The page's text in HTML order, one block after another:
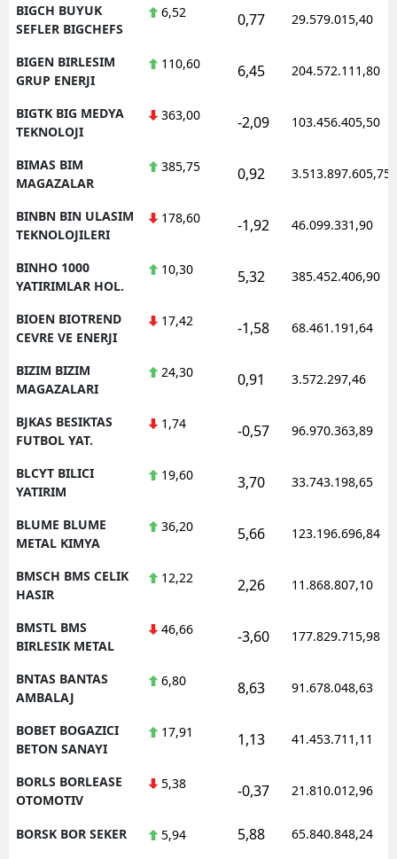
BIGCH BUYUK
SEFLER BIGCHEFS
6,52 0,77 29.579.015,40
BIGEN BIRLESIM
GRUP ENERJI
110,60 6,45 204.572.111,80
BIGTK BIG MEDYA
TEKNOLOJI
363,00 -2,09 103.456.405,50
BIMAS BIM
MAGAZALAR
385,75 0,92 3.513.897.605,75
BINBN BIN ULASIM
TEKNOLOJILERI
178,60 -1,92 46.099.331,90
BINHO 1000
YATIRIMLAR HOL.
10,30 5,32 385.452.406,90
BIOEN BIOTREND
CEVRE VE ENERJI
17,42 -1,58 68.461.191,64
BIZIM BIZIM
MAGAZALARI
24,30 0,91 3.572.297,46
BJKAS BESIKTAS
FUTBOL YAT.
1,74 -0,57 96.970.363,89
BLCYT BILICI
YATIRIM
19,60 3,70 33.743.198,65
BLUME BLUME
METAL KIMYA
36,20 5,66 123.196.696,84
BMSCH BMS CELIK
HASIR
12,22 2,26 11.868.807,10
BMSTL BMS
BIRLESIK METAL
46,66 -3,60 177.829.715,98
BNTAS BANTAS
AMBALAJ
6,80 8,63 91.678.048,63
BOBET BOGAZICI
BETON SANAYI
17,91 1,13 41.453.711,11
BORLS BORLEASE
OTOMOTIV
5,38 -0,37 21.810.012,96
BORSK BOR SEKER 5,94 5,88 65.840.848,24